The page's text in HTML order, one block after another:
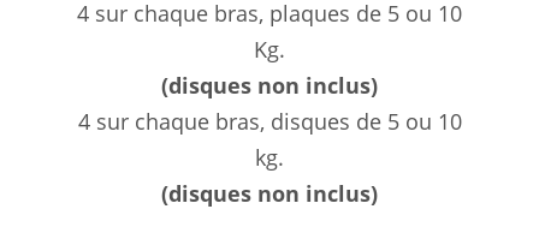
4 sur chaque bras, plaques de 5 ou 10
Kg.
(disques non inclus)
4 sur chaque bras, disques de 5 ou 10
kg.
(disques non inclus)